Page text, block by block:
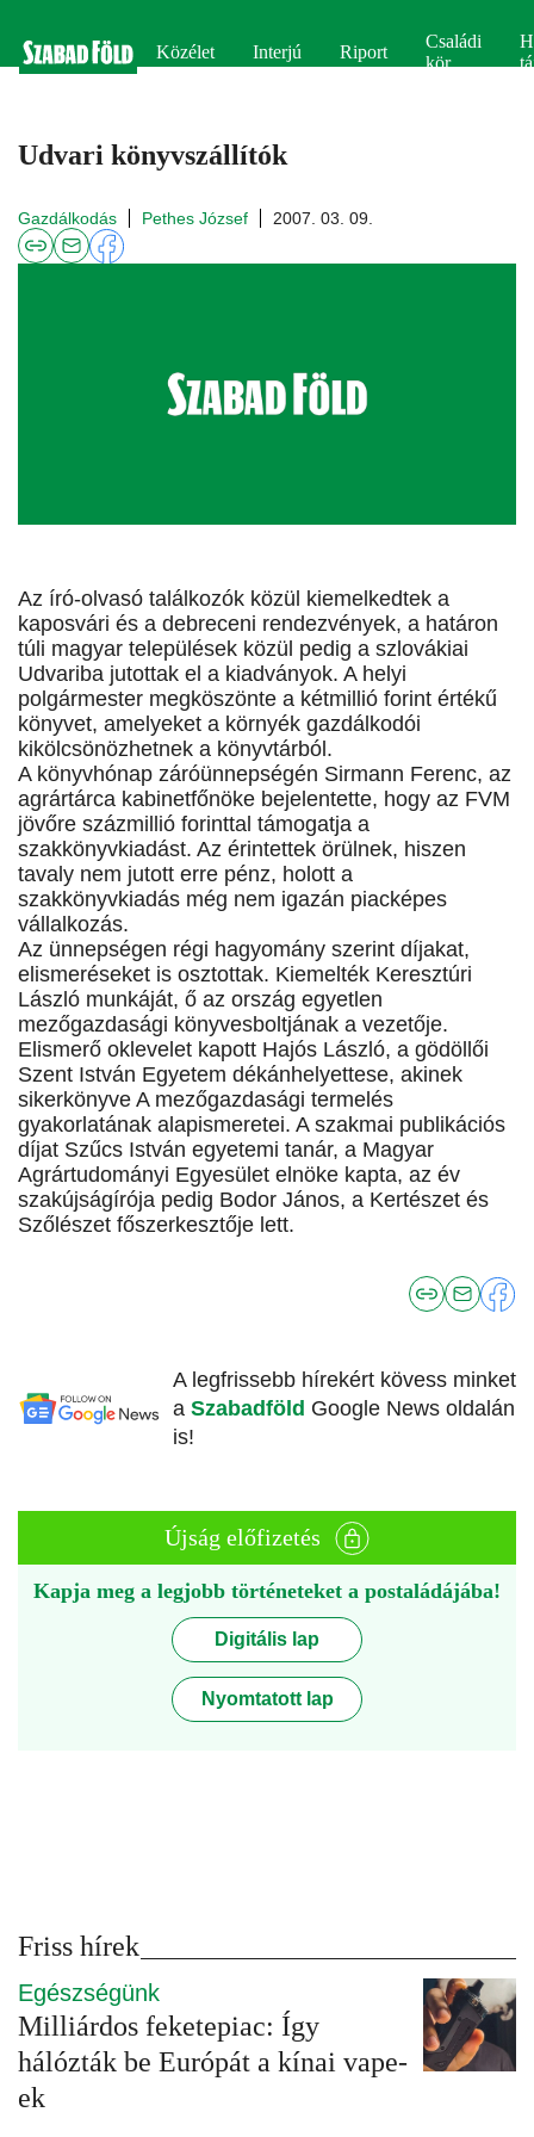
Közélet Interjú Riport
Családi
kör
Udvari könyvszállítók
Gazdálkodás Pethes József 2007. 03. 09.
Az író-olvasó találkozók közül kiemelkedtek a
kaposvári és a debreceni rendezvények, a határon
túli magyar települések közül pedig a szlovákiai
Udvariba jutottak el a kiadványok. A helyi
polgármester megköszönte a kétmillió forint értékű
könyvet, amelyeket a környék gazdálkodói
kikölcsönözhetnek a könyvtárból.
A könyvhónap záróünnepségén Sirmann Ferenc, az
agrártárca kabinetfőnöke bejelentette, hogy az FVM
jövőre százmillió forinttal támogatja a
szakkönyvkiadást. Az érintettek örülnek, hiszen
tavaly nem jutott erre pénz, holott a
szakkönyvkiadás még nem igazán piacképes
vállalkozás.
Az ünnepségen régi hagyomány szerint díjakat,
elismeréseket is osztottak. Kiemelték Keresztúri
László munkáját, ő az ország egyetlen
mezőgazdasági könyvesboltjának a vezetője.
Elismerő oklevelet kapott Hajós László, a gödöllői
Szent István Egyetem dékánhelyettese, akinek
sikerkönyve A mezőgazdasági termelés
gyakorlatának alapismeretei. A szakmai publikációs
díjat Szűcs István egyetemi tanár, a Magyar
Agrártudományi Egyesület elnöke kapta, az év
szakújságírója pedig Bodor János, a Kertészet és
Szőlészet főszerkesztője lett.
A legfrissebb hírekért kövess minket
a Szabadföld Google News oldalán
is!
Újság előfizetés
Kapja meg a legjobb történeteket a postaládájába!
Digitális lap
Nyomtatott lap
Friss hírek
Egészségünk
Milliárdos feketepiac: Így
hálózták be Európát a kínai vape-
ek